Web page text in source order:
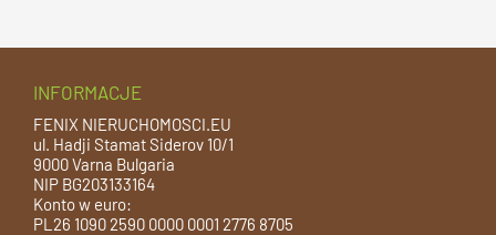
INFORMACJE
FENIX NIERUCHOMOSCI.EU
ul. Hadji Stamat Siderov 10/1
9000 Varna Bulgaria
NIP BG203133164
Konto w euro:
PL26 1090 2590 0000 0001 2776 8705